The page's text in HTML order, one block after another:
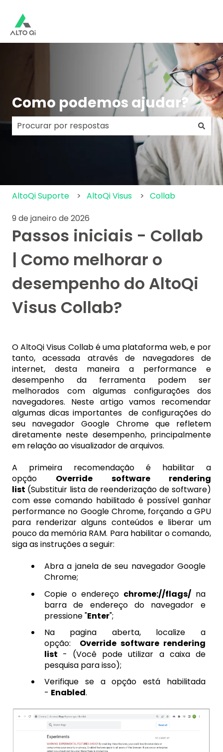
Como podemos ajudar?
Não há sugestões porque o campo de pesquisa
AltoQi Suporte AltoQi Visus
Collab
9 de janeiro de 2026
Passos iniciais - Collab
| Como melhorar o
desempenho do AltoQi
Visus Collab?
O AltoQi Visus Collab é uma plataforma web, e por
tanto, acessada através de navegadores de
internet, desta maneira a performance e
desempenho da ferramenta podem ser
melhorados com algumas configurações dos
navegadores. Neste artigo vamos recomendar
algumas dicas importantes de configurações do
seu navegador Google Chrome que refletem
diretamente neste desempenho, principalmente
em relação ao visualizador de arquivos.
A primeira recomendação é habilitar a
opção Override software rendering
list (Substituir lista de reenderização de software)
com esse comando habilitado é possível ganhar
performance no Google Chrome, forçando a GPU
para renderizar alguns conteúdos e liberar um
pouco da memória RAM. Para habilitar o comando,
siga as instruções a seguir:
Abra a janela de seu navegador Google
Chrome;
Copie o endereço chrome://flags/na
barra de endereço do navegador e
pressione "Enter";
Na pagina aberta, localize a
opção: Override software rendering
list - (Você pode utilizar a caixa de
pesquisa para isso);
Verifique se a opção está habilitada
- Enabled.